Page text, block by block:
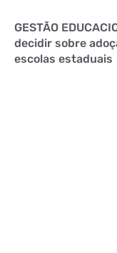
GESTÃO
decidir sobre
escolas estaduais